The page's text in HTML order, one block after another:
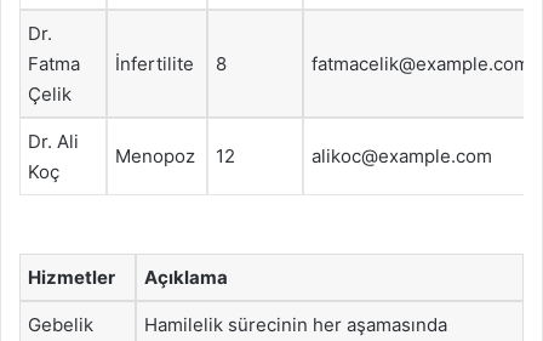
Dr.
Fatma
Çelik
İnfertilite 8 fatmacelik@example.com
Dr. Ali
Koç
Menopoz 12 alikoc@example.com
Hizmetler Açıklama
Gebelik
Hamilelik sürecinin her aşamasında